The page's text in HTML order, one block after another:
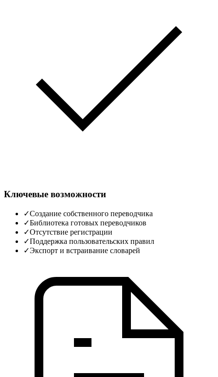
Ключевые возможности
✓Создание собственного переводчика
✓Библиотека готовых переводчиков
✓Отсутствие регистрации
✓Поддержка пользовательских правил
✓Экспорт и встраивание словарей